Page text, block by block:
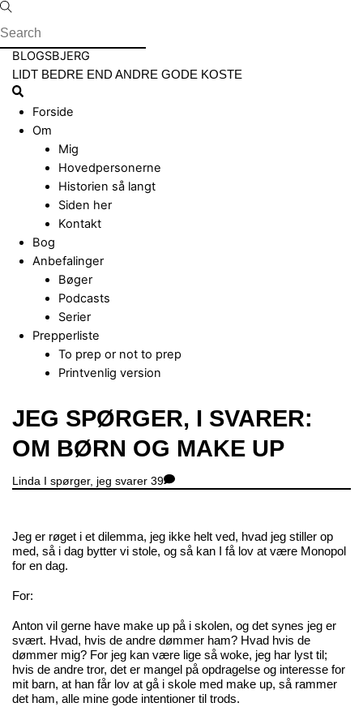
Skip
to
content
Menu
BLOGSBJERG
LIDT BEDRE END ANDRE GODE KOSTE
Search
Forside
Om
Mig
Hovedpersonerne
Historien så langt
Siden her
Kontakt
Bog
Anbefalinger
Bøger
Podcasts
Serier
Prepperliste
To prep or not to prep
Printvenlig version
Close
Menu
JEG SPØRGER, I SVARER:
OM BØRN OG MAKE UP
Linda I spørger, jeg svarer 39
Jeg er røget i et dilemma, jeg ikke helt ved, hvad jeg stiller op
med, så i dag bytter vi stole, og så kan I få lov at være Monopol
for en dag.
For:
Anton vil gerne have make up på i skolen, og det synes jeg er
svært. Hvad, hvis de andre dømmer ham? Hvad hvis de
dømmer mig? For jeg kan være lige så woke, jeg har lyst til;
hvis de andre tror, det er mangel på opdragelse og interesse for
mit barn, at han får lov at gå i skole med make up, så rammer
det ham, alle mine gode intentioner til trods.